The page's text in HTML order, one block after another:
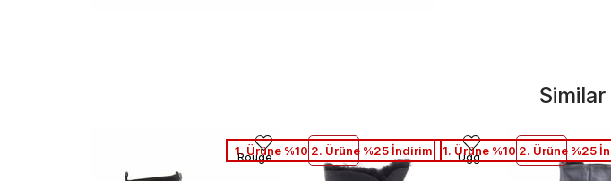
Rouge
1. Ürüne %10 2. Ürüne %25 İndirim Ugg
1. Ürüne %10 2. Ürüne %25